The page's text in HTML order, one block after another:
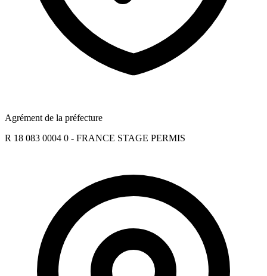
Agrément de la préfecture
R 18 083 0004 0 - FRANCE STAGE PERMIS